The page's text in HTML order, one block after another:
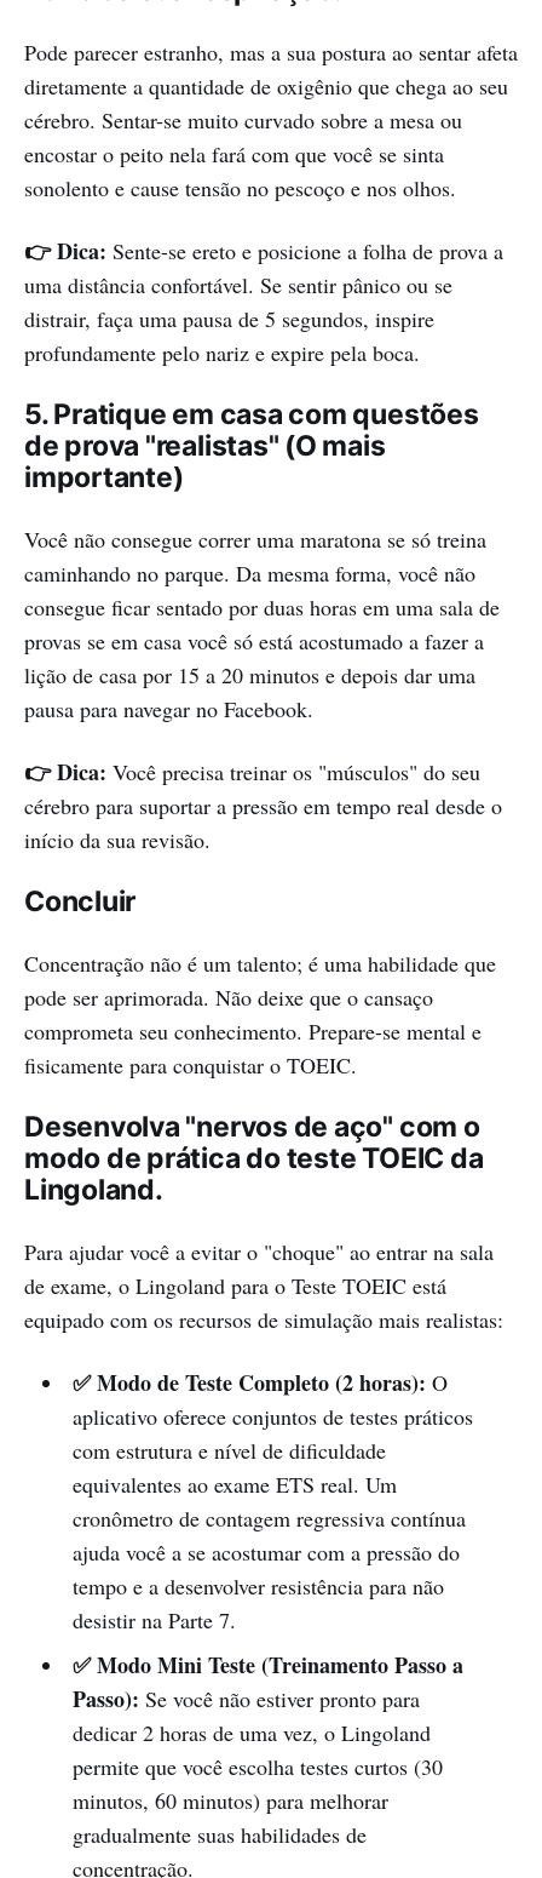
Pode parecer estranho, mas a sua postura ao sentar afeta
diretamente a quantidade de oxigênio que chega ao seu
cérebro. Sentar-se muito curvado sobre a mesa ou
encostar o peito nela fará com que você se sinta
sonolento e cause tensão no pescoço e nos olhos.
👉 Dica: Sente-se ereto e posicione a folha de prova a
uma distância confortável. Se sentir pânico ou se
distrair, faça uma pausa de 5 segundos, inspire
profundamente pelo nariz e expire pela boca.
5. Pratique em casa com questões
de prova "realistas" (O mais
importante)
Você não consegue correr uma maratona se só treina
caminhando no parque. Da mesma forma, você não
consegue ficar sentado por duas horas em uma sala de
provas se em casa você só está acostumado a fazer a
lição de casa por 15 a 20 minutos e depois dar uma
pausa para navegar no Facebook.
👉 Dica: Você precisa treinar os "músculos" do seu
cérebro para suportar a pressão em tempo real desde o
início da sua revisão.
Concluir
Concentração não é um talento; é uma habilidade que
pode ser aprimorada. Não deixe que o cansaço
comprometa seu conhecimento. Prepare-se mental e
fisicamente para conquistar o TOEIC.
Desenvolva "nervos de aço" com o
modo de prática do teste TOEIC da
Lingoland.
Para ajudar você a evitar o "choque" ao entrar na sala
de exame, o Lingoland para o Teste TOEIC está
equipado com os recursos de simulação mais realistas:
✅ Modo de Teste Completo (2 horas): O
aplicativo oferece conjuntos de testes práticos
com estrutura e nível de dificuldade
equivalentes ao exame ETS real. Um
cronômetro de contagem regressiva contínua
ajuda você a se acostumar com a pressão do
tempo e a desenvolver resistência para não
desistir na Parte 7.
✅ Modo Mini Teste (Treinamento Passo a
Passo): Se você não estiver pronto para
dedicar 2 horas de uma vez, o Lingoland
permite que você escolha testes curtos (30
minutos, 60 minutos) para melhorar
gradualmente suas habilidades de
concentração.